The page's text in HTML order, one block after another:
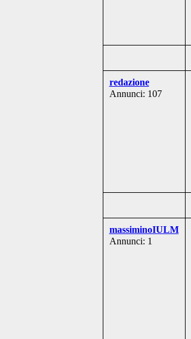
redazione
Annunci: 107
massiminoIULM
Annunci: 1